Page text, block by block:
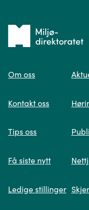
Spør oss
søk og viser
Tilbake
forsiden
Om oss
Kontakt oss
Tips oss
Få siste nytt
Ledige stillinger